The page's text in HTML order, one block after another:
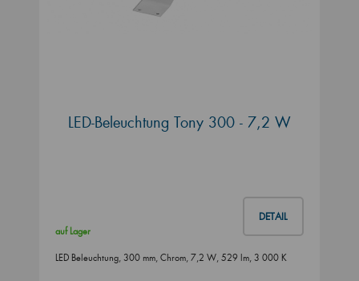
LED-Beleuchtung Tony 300 - 7,2 W
DETAIL
auf Lager
LED Beleuchtung, 300 mm, Chrom, 7,2 W, 529 lm, 3 000 K